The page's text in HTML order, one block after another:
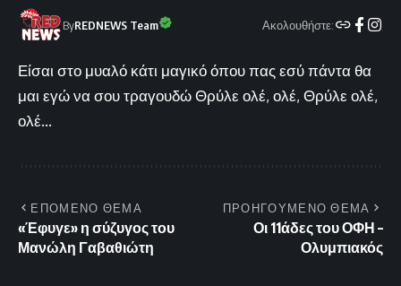
ByREDNEWS Team Ακολουθήστε:
Είσαι στο μυαλό κάτι μαγικό όπου πας εσύ πάντα θα
μαι εγώ να σου τραγουδώ Θρύλε ολέ, ολέ, Θρύλε ολέ,
ολέ...
ΕΠΟΜΕΝΟ ΘΕΜΑ
«Έφυγε» η σύζυγος του
Μανώλη Γαβαθιώτη
ΠΡΟΗΓΟΥΜΕΝΟ ΘΕΜΑ
Οι 11άδες του ΟΦΗ –
Ολυμπιακός